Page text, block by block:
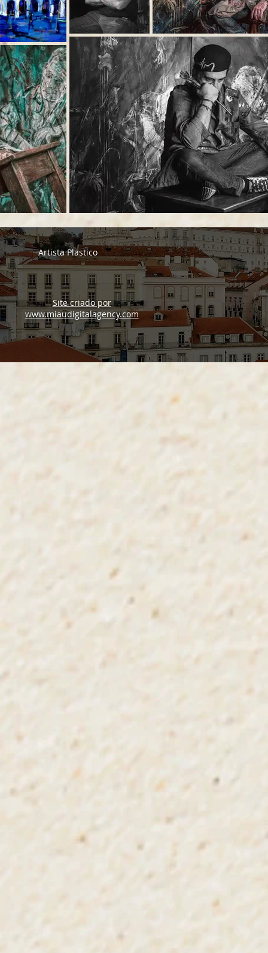
Artista Plastico
Site criado por
www.miaudigitalagency.com